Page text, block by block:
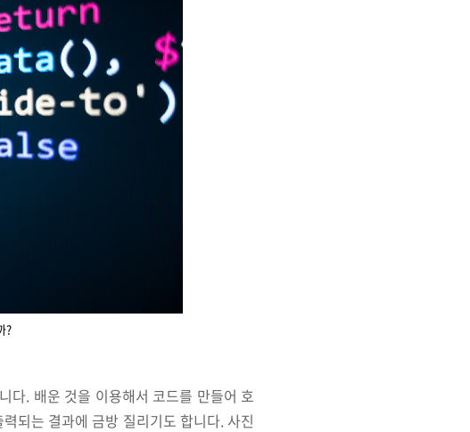
?
다. 배운 것을 이용해서 코드를 만들어 호
되는 결과에 금방 질리기도 합니다. 사진